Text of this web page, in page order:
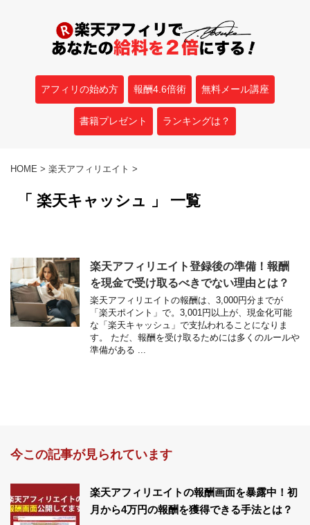
アフィリの始め方 報酬4.6倍術 無料メール講座
書籍プレゼント ランキングは？
HOME > 楽天アフィリエイト >
「 楽天キャッシュ 」 一覧
楽天アフィリエイト登録後の準備！報酬
を現金で受け取るべきでない理由とは？
楽天アフィリエイトの報酬は、3,000円分までが
「楽天ポイント」で。3,001円以上が、現金化可能
な「楽天キャッシュ」で支払われることになりま
す。 ただ、報酬を受け取るためには多くのルールや
準備がある ...
今この記事が見られています
楽天アフィリエイトの報酬画面を暴露中！初
月から4万円の報酬を獲得できる手法とは？